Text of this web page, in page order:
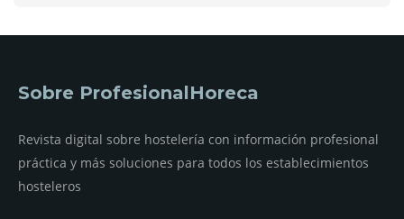
Sobre ProfesionalHoreca
Revista digital sobre hostelería con información profesional
práctica y más soluciones para todos los establecimientos
hosteleros